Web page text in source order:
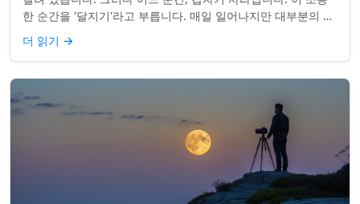
한 순간을 '달지기'라고 부릅니다. 매일 일어나지만 대부분의 사
람들은 놓치곤 합니다. 핵심 ...
더 읽기 →